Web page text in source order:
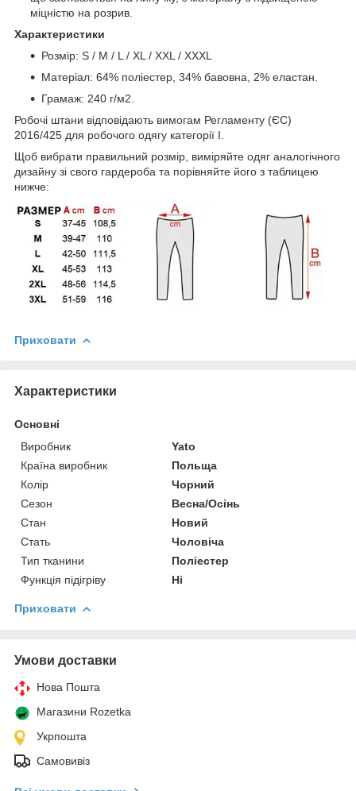
міцністю на розрив.
Характеристики
Розмір: S / M / L / XL / XXL / XXXL
Матеріал: 64% поліестер, 34% бавовна, 2% еластан.
Грамаж: 240 г/м2.
Робочі штани відповідають вимогам Регламенту (ЄС)
2016/425 для робочого одягу категорії I.
Щоб вибрати правильний розмір, виміряйте одяг аналогічного
дизайну зі свого гардероба та порівняйте його з таблицею
нижче:
Приховати
Характеристики
Основні
Виробник
Yato
Країна виробник
Польща
Колір
Чорний
Сезон
Весна/Осінь
Стан
Новий
Стать
Чоловіча
Тип тканини
Поліестер
Функція підігріву
Ні
Приховати
Умови доставки
Нова Пошта
Магазини Rozetka
Укрпошта
Самовивіз